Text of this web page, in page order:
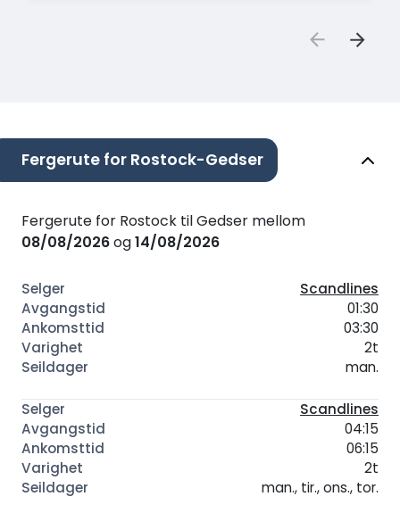
Fergerute for Rostock-Gedser
Fergerute for Rostock til Gedser mellom
08/08/2026og14/08/2026
Scandlines
01:30
03:30
2t
man.
Scandlines
04:15
06:15
2t
man., tir., ons., tor.